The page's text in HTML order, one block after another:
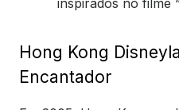
inspirados no filme
Hong Kong
Encantador